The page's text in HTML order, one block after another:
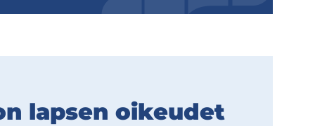
lap­sen oi­keu­det